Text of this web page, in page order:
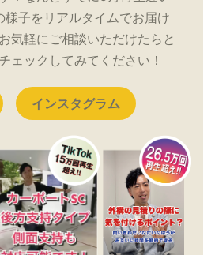
子をリアルタイムでお届け
気軽にご相談いただけたらと
ェックしてみてください！
インスタグラム